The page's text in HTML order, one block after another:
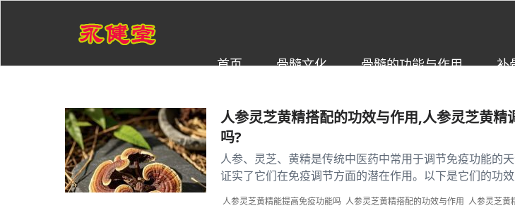
首页 骨髓文化 骨髓的功能与作用 补
人参灵芝黄精搭配的功效与作用,人参灵芝黄精
吗?
人参、灵芝、黄精是传统中医药中常用于调节免疫功能的
证实了它们在免疫调节方面的潜在作用。以下是它们的功
人参灵芝黄精能提高免疫功能吗 人参灵芝黄精搭配的功效与作用 人参灵芝黄